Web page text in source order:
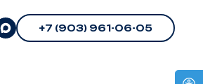
+7 (903) 961-06-05